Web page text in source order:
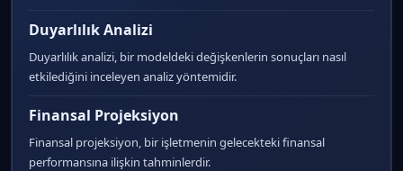
Duyarlılık Analizi
Duyarlılık analizi, bir modeldeki değişkenlerin sonuçları nasıl
etkilediğini inceleyen analiz yöntemidir.
Finansal Projeksiyon
Finansal projeksiyon, bir işletmenin gelecekteki finansal
performansına ilişkin tahminlerdir.